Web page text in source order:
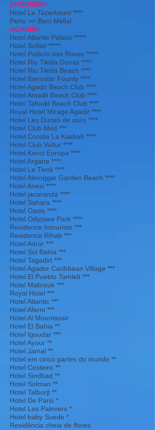
AFOURER>
Hotel Le Tazerkount ****
Perto >> Beni Mellal
AGADIR>
Hotel Atlantic Palace *****
Hotel Sofitel *****
Hotel Palácio das Rosas *****
Hotel Riu Tikida Dunas ****
Hotel Riu Tikida Beach ****
Hotel Iberostar Founty ****
Hotel Agadir Beach Club ****
Hotel Amadil Beach Club ****
Hotel Tafoukt Beach Club ****
Royal Hotel Mirage Agadir ****
Hotel Les Dunes de ouro ****
Hotel Club Med ***
Hotel Coralia La Kasbah ****
Hotel Club Valtur ****
Hotel Kenzi Europa ****
Hotel Argana ****
Hotel Le Tivoli ****
Hotel Almoggar Garden Beach ****
Hotel Anezi ****
Hotel jacarandá ****
Hotel Sahara ****
Hotel Oasis ****
Hotel Odyssee Park ****
Residence Intouriste ***
Residence Rihab ***
Hotel Adrar ***
Hotel Sul Bahia ***
Hotel Tagadirt ***
Hotel Agador Caribbean Village ***
Hotel El Pueblo Tamlelt ***
Hotel Mabrouk ***
Royal Hotel ***
Hotel Atlantic ***
Hotel Aferni ***
Hotel Al Mountassir
Hotel El Bahia **
Hotel Igoudar ***
Hotel Ayour **
Hotel Jamal **
Hotel em cinco partes do mundo **
Hotel Costeiro **
Hotel Sindbad **
Hotel Solman **
Hotel Talborjt **
Hotel De Paris *
Hotel Les Palmiers *
Hotel baby Suede *
Residência cheia de flores